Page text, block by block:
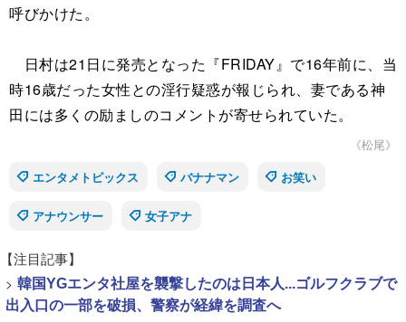
呼びかけた。
日村は21日に発売となった『FRIDAY』で16年前に、当
時16歳だった女性との淫行疑惑が報じられ、妻である神
田には多くの励ましのコメントが寄せられていた。
《松尾》
エンタメトピックス
バナナマン お笑い
アナウンサー 女子アナ
【注目記事】
> 韓国YGエンタ社屋を襲撃したのは日本人...ゴルフクラブで
出入口の一部を破損、警察が経緯を調査へ